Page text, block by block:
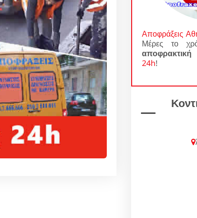
Αποφράξεις
Μέρες το
αποφρακτική
24h!